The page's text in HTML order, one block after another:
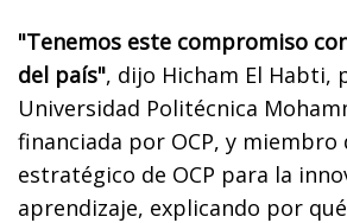
"Tenemos este compromiso
del país", dijo Hicham El Habti,
Universidad Politécnica
financiada por OCP, y miembro
estratégico de OCP para la
aprendizaje, explicando por